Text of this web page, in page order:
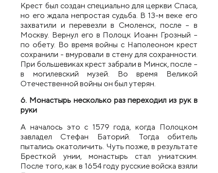
Крест был создан специально для церкви Спаса,
но его ждала непростая судьба. В 13-м веке его
захватили и перевезли в Смоленск, после – в
Москву. Вернул его в Полоцк Иоанн Грозный –
по обету. Во время войны с Наполеоном крест
сохранили - вмуровали в стену для сохранности.
При большевиках крест забрали в Минск, после –
в могилевский музей. Во время Великой
Отечественной войны он был утерян.
6. Монастырь несколько раз переходил из рук в
руки
А началось это с 1579 года, когда Полоцком
завладел Стефан Баторий. Тогда обитель
пытались окатоличить. Чуть позже, в результате
Бресткой унии, монастырь стал униатским.
После того, как в 1654 году русские войска взяли